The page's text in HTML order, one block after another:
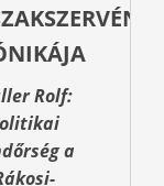
Rolf:
a